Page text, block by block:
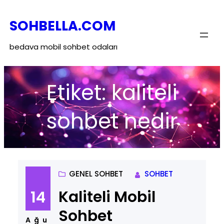
geç
SOHBELLA.COM
bedava mobil sohbet odaları
Etiket:kaliteli
sohbet nedir
14
Ağu
GENEL SOHBET SOHBET
Kaliteli Mobil
Sohbet